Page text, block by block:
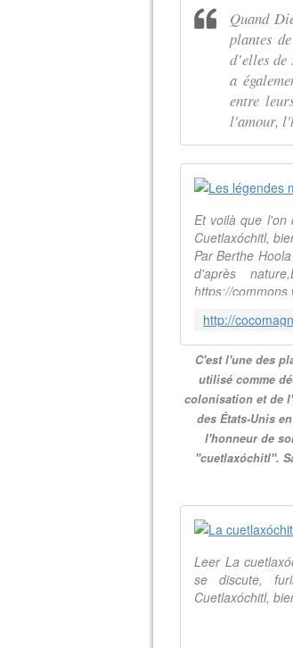
Quand
plantes
d’elles
a
entre
l'amour,
Et voilà que l'on
Cuetlaxóchitl,
Par Berthe
d'après
https://
C'est l'une des
utilisé comme
colonisation et de
des États-Unis
l'honneur de
"cuetlaxóchitl".
Leer La
se discute,
Cuetlaxóchitl,